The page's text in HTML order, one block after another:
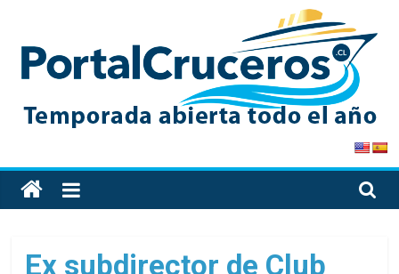
content
PortalCruceros
Toda
la
deEx subdirector de Club